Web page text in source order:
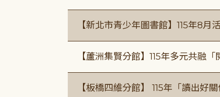
【新北市青少年圖書館】115年8月
【蘆洲集賢分館】115年多元共融
【板橋四維分館】 115年「讀出好